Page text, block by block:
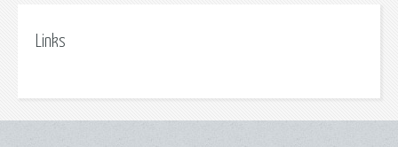
Links